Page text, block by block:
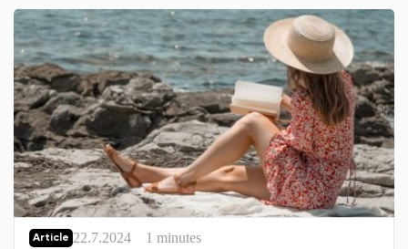
Article 22.7.2024 1 minutes